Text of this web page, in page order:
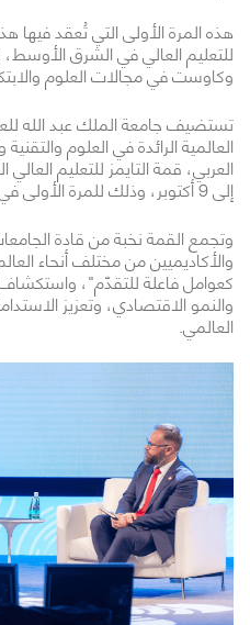
هذه المرة الأولى التي تُعقد فيها
للتعليم العالي في الشرق
وكاوست في مجالات العلوم
تستضيف جامعة الملك عبد الله
العالمية الرائدة في العلوم
إلى 9 أكتوبر، وذلك للمرة الأولى في الشرق الأوسط.
وتجمع القمة نخبة من قادة
والأكاديميين من مختلف أنحاء
كعوامل فاعلة للتقدّم"، واستكشاف
والنمو الاقتصادي، وتعزيز
العالمي.